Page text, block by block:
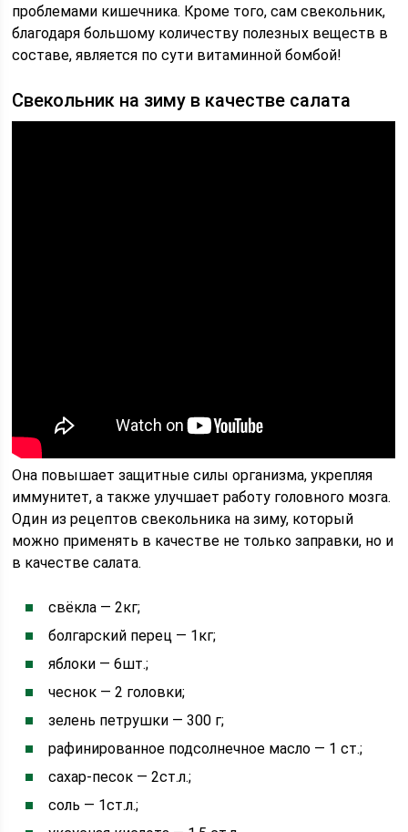
проблемами кишечника. Кроме того, сам свекольник,
благодаря большому количеству полезных веществ в
составе, является по сути витаминной бомбой!
Свекольник на зиму в качестве салата
Она повышает защитные силы организма, укрепляя
иммунитет, а также улучшает работу головного мозга.
Один из рецептов свекольника на зиму, который
можно применять в качестве не только заправки, но и
в качестве салата.
свёкла — 2кг;
болгарский перец — 1кг;
яблоки — 6шт.;
чеснок — 2 головки;
зелень петрушки — 300 г;
рафинированное подсолнечное масло — 1 ст.;
сахар-песок — 2ст.л.;
соль — 1ст.л.;